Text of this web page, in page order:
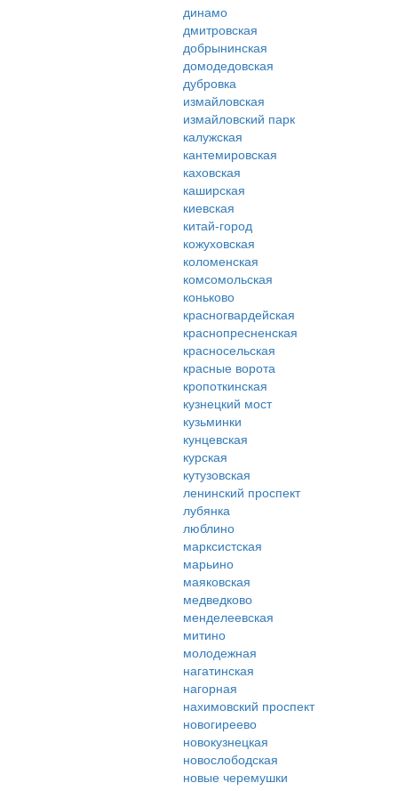
динамо
дмитровская
добрынинская
домодедовская
дубровка
измайловская
измайловский парк
калужская
кантемировская
каховская
каширская
киевская
китай-город
кожуховская
коломенская
комсомольская
коньково
красногвардейская
краснопресненская
красносельская
красные ворота
кропоткинская
кузнецкий мост
кузьминки
кунцевская
курская
кутузовская
ленинский проспект
лубянка
люблино
марксистская
марьино
маяковская
медведково
менделеевская
митино
молодежная
нагатинская
нагорная
нахимовский проспект
новогиреево
новокузнецкая
новослободская
новые черемушки